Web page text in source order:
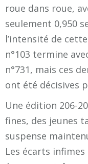
roue dans roue,
seulement 0,950
l’intensité de
n°103 termine
n°731, mais ces
ont été décisives
Une édition 206-
fines, des jeunes
suspense
Les écarts